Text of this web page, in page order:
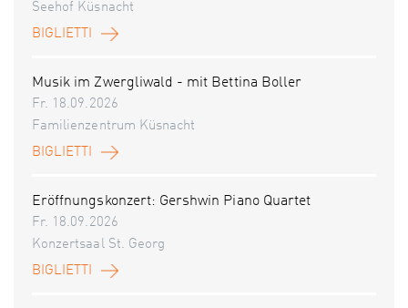
Seehof Küsnacht
BIGLIETTI
Musik im Zwergliwald - mit Bettina Boller
Fr. 18.09.2026
Familienzentrum Küsnacht
BIGLIETTI
Eröffnungskonzert: Gershwin Piano Quartet
Fr. 18.09.2026
Konzertsaal St. Georg
BIGLIETTI